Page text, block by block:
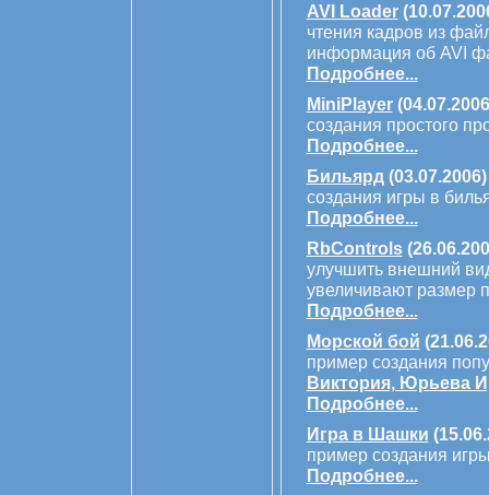
AVI Loader
чтения кадров из
информация об AVI
Подробнее...
MiniPlayer
создания простого
Подробнее...
Бильярд(03.07.2006)
создания игры в
Подробнее...
RbControls
улучшить внешний
увеличивают размер
Подробнее...
Морской бой
пример создания
Виктория, Юрьева
Подробнее...
Игра в Шашки
пример создания
Подробнее...